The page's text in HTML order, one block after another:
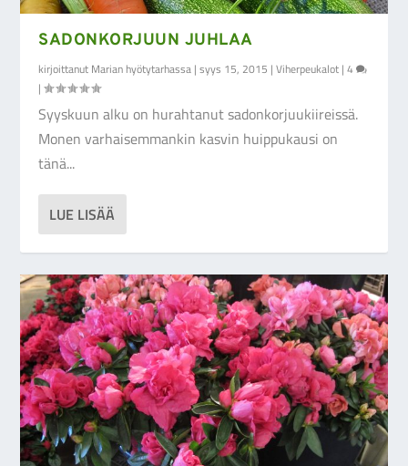
SADONKORJUUN JUHLAA
kirjoittanut Marian hyötytarhassa |syys 15, 2015 |Viherpeukalot |4
|
Syyskuun alku on hurahtanut sadonkorjuukiireissä.
Monen varhaisemmankin kasvin huippukausi on
tänä...
LUE LISÄÄ